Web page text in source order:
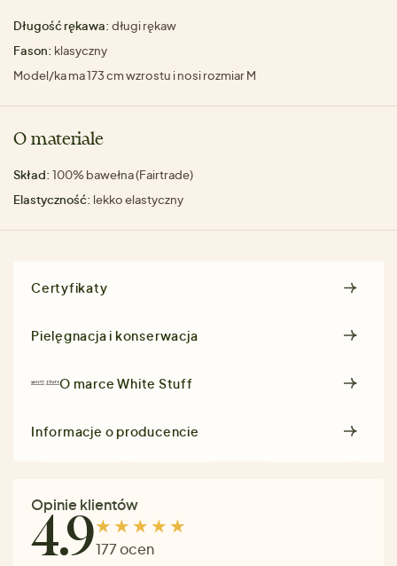
Długość rękawa: długi rękaw
Fason: klasyczny
Model/ka ma 173 cm wzrostu i nosi rozmiar M
O materiale
Skład: 100% bawełna (Fairtrade)
Elastyczność: lekko elastyczny
Certyfikaty
Pielęgnacja i konserwacja
O marceWhite Stuff
Informacje o producencie
Opinie klientów
4.9177 ocen